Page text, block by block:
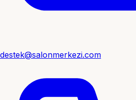
destek@salonmerkezi.com